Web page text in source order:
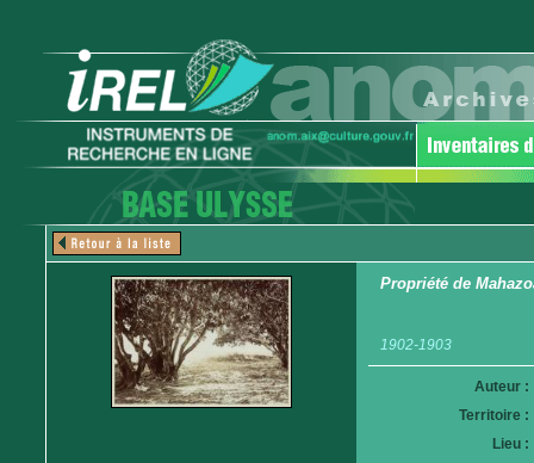
Propriété de
1902-1903
Auteur :
Territoire :
Lieu :